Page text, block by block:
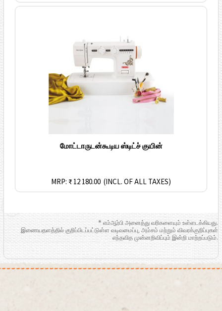
மோட்டாருடன்கூடிய ஸ்டிட்ச் குயின்
MRP: ₹ 12 180.00 (INCL. OF ALL TAXES)
* எம்ஆர்பி அனைத்து வரிகளையும் உள்ளடக்கியது.
இணையதளத்தில் குறிப்பிடப்பட்டுள்ள வடிவமைப்பு, அம்சம் மற்றும் விவரக்குறிப்புகள்
எந்தவித முன்னறிவிப்பும் இன்றி மாற்றப்படும்.